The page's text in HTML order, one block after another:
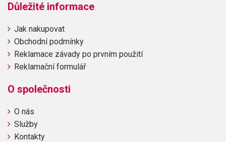
Důležité informace
Jak nakupovat
Obchodní podmínky
Reklamace závady po prvním použití
Reklamační formulář
O společnosti
O nás
Služby
Kontakty